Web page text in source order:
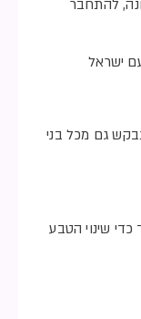
להתחבר
ישראל
גם מכל בני
שינוי הטבע